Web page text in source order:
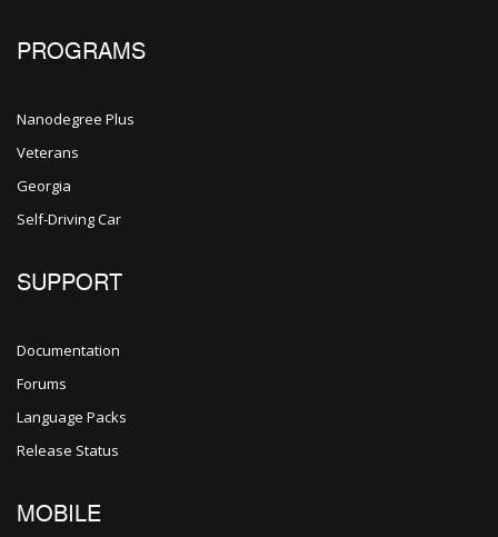
PROGRAMS
Nanodegree Plus
Veterans
Georgia
Self-Driving Car
SUPPORT
Documentation
Forums
Language Packs
Release Status
MOBILE